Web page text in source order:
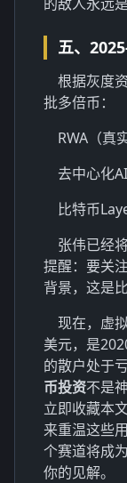
五、
根据灰度
批多倍币：
RWA（真
去中心化
比特币
张伟已经
提醒：要关
背景，这是
现在，虚
美元，是
的散户处于
币投资不是
立即收藏本
来重温这些
个赛道将成
你的见解。